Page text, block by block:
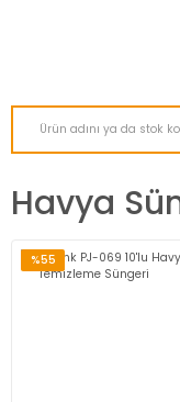
Havya
%55